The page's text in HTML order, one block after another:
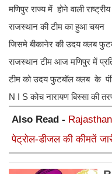
मणिपुर राज्य में होने वाली
राजस्थान की टीम का हुआ चयन
जिसमे बीकानेर की उदय क्लब
राजस्थान टीम आज मणिपुर में
टीम को उदय फुटबॉल क्लब के
N I S कोच नारायण बिस्सा की
Also Read -
पेट्रोल-डीजल की कीमतें